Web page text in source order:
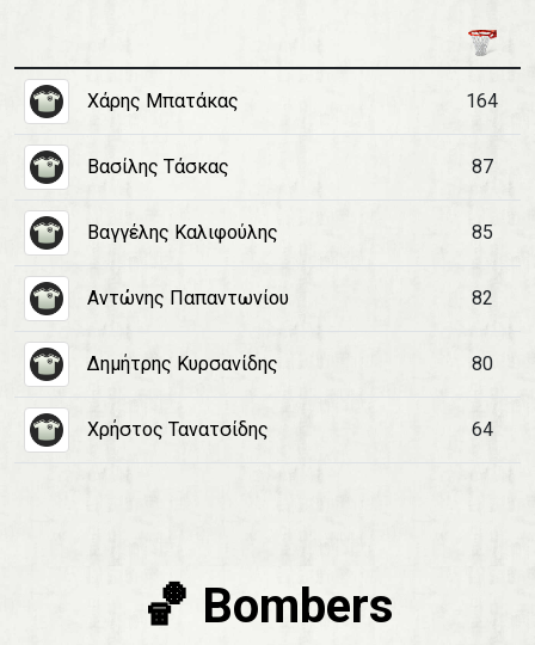
Χάρης Μπατάκας 164
Βασίλης Τάσκας 87
Βαγγέλης Καλιφούλης 85
Αντώνης Παπαντωνίου 82
Δημήτρης Κυρσανίδης 80
Χρήστος Τανατσίδης 64
🏀 Bombers